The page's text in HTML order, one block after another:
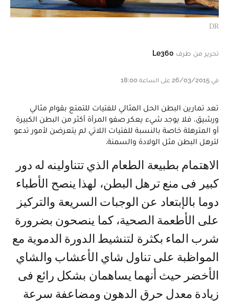
DR
تحرير من طرف Le360
في 26/03/2015 على الساعة 18:00
تعد تمارين البطن الحل المثالي للفتيات للتمتع بقوام مثالي
ورشيق، فلا يوجد شيء يعكر صفو المرأة أكثر من البطن الكبيرة
أو المترهلة خاصة بالنسبة للفتيات اللاتي لم يتعرضن لأمور تدعو
لترهل البطن مثل الولادة والسمنة.
كبير فى منع ترهل البطن، لهذا ينصح الأطباء
دوما بالإبتعاد عن الوجبات السريعة والتركيز
على الأطعمة الصحية، كما ينصحون بضرورة
شرب الماء بكثرة لتنشيط الدورة الدموية مع
المواظبة على تناول شاي الأعشاب والشاي
الأخضر حيث أنهما يساهمان بشكل رائع فى
زيادة معدل حرق الدهون ومضاعفة سرعة